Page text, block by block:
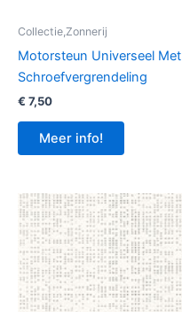
Collectie,Zonnerij
Motorsteun Universeel Met
Schroefvergrendeling
€ 7,50
Meer info!